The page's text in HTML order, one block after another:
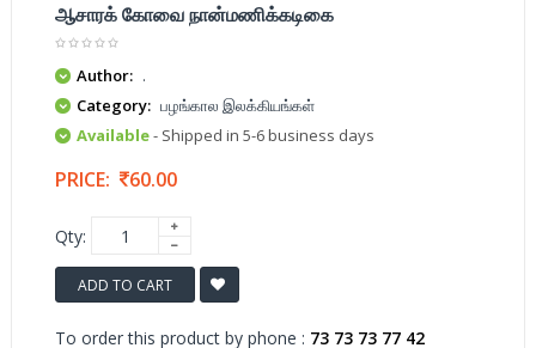
ஆசாரக் கோவை நான்மணிக்கடிகை
Author: .
Category: பழங்கால இலக்கியங்கள்
Available- Shipped in 5-6 business days
PRICE: 60.00
Qty:
ADD TO CART
To order this product by phone : 73 73 73 77 42